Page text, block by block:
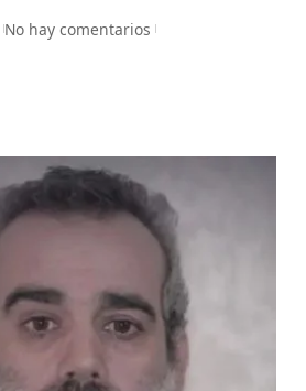
No hay comentarios